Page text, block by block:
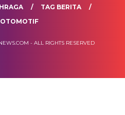
TAG BERITA
- ALL RIGHTS RESERVED